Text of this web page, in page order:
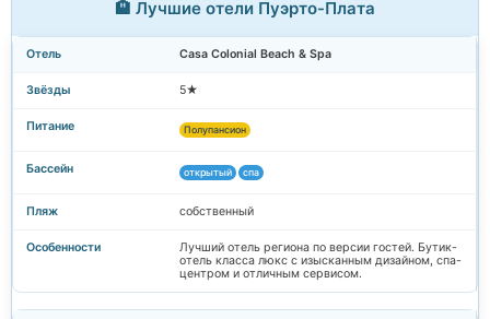
🏨 Лучшие отели Пуэрто-Плата
Casa Colonial Beach & Spa
5★
Полупансион
открытый спа
собственный
Лучший отель региона по версии гостей. Бутик-
отель класса люкс с изысканным дизайном, спа-
центром и отличным сервисом.